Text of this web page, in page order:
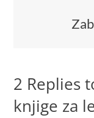
2 Replies
knjige za